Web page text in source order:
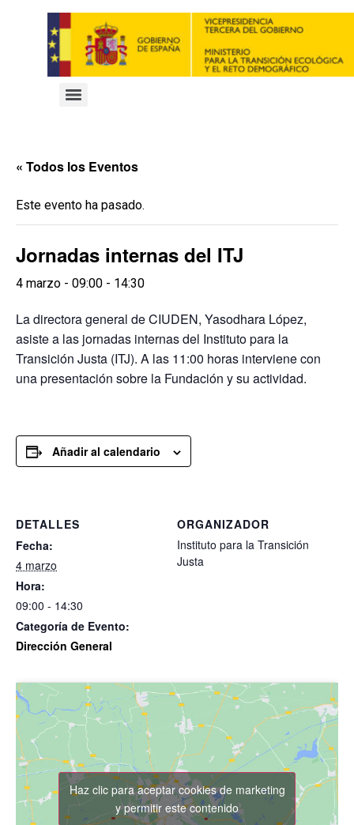
« Todos los Eventos
Este evento ha pasado.
Jornadas internas del ITJ
4 marzo - 09:00 - 14:30
La directora general de CIUDEN, Yasodhara López,
asiste a las jornadas internas del Instituto para la
Transición Justa (ITJ). A las 11:00 horas interviene con
una presentación sobre la Fundación y su actividad.
Añadir al calendario
DETALLES
Fecha:
4 marzo
Hora:
09:00 - 14:30
Categoría de Evento:
Dirección General
ORGANIZADOR
Instituto para la Transición
Justa
Haz clic para aceptar cookies de marketing
y permitir este contenido